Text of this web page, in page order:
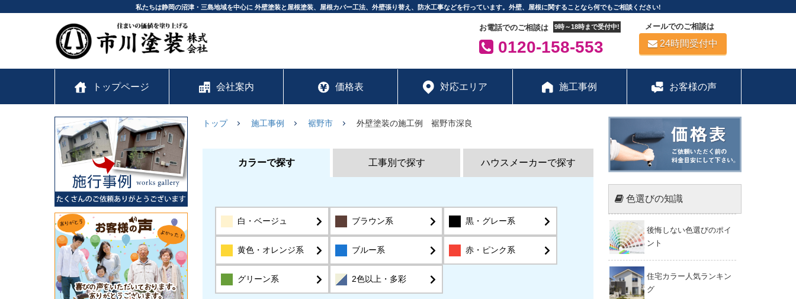
私たちは静岡の沼津・三島地域を中心に 外壁塗装と屋根塗装、屋根カバー工法、外壁張り替え、防水工事などを行っています。外壁、屋根に関することなら何でもご相談ください!
お電話でのご相談は 9時～18時まで受付中!
0120-158-553
メールでのご相談は
24時間受付中
トップページ 会社案内 価格表 対応エリア 施工事例 お客様の声
トップ 施工事例 裾野市 外壁塗装の施工例 裾野市深良
カラーで探す 工事別で探す ハウスメーカーで探す
白・ベージュ ブラウン系 黒・グレー系
黄色・オレンジ系 ブルー系 赤・ピンク系
グリーン系 2色以上・多彩
色選びの知識
後悔しない色選びのポイ
ント
住宅カラー人気ランキン
グ